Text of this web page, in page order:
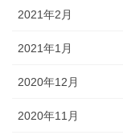
2021年2月
2021年1月
2020年12月
2020年11月